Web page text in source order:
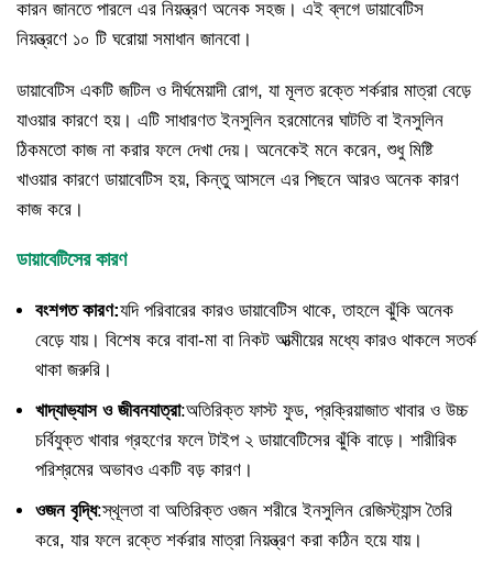
কারন জানতে পারলে এর নিয়ন্ত্রণ অনেক সহজ। এই ব্লগে ডায়াবেটিস
নিয়ন্ত্রণে ১০ টি ঘরোয়া সমাধান জানবো।
ডায়াবেটিস একটি জটিল ও দীর্ঘমেয়াদী রোগ, যা মূলত রক্তে শর্করার মাত্রা বেড়ে
যাওয়ার কারণে হয়। এটি সাধারণত ইনসুলিন হরমোনের ঘাটতি বা ইনসুলিন
ঠিকমতো কাজ না করার ফলে দেখা দেয়। অনেকেই মনে করেন, শুধু মিষ্টি
খাওয়ার কারণে ডায়াবেটিস হয়, কিন্তু আসলে এর পিছনে আরও অনেক কারণ
কাজ করে।
ডায়াবেটিসের কারণ
বংশগত কারণ:যদি পরিবারের কারও ডায়াবেটিস থাকে, তাহলে ঝুঁকি অনেক
বেড়ে যায়। বিশেষ করে বাবা-মা বা নিকট আত্মীয়ের মধ্যে কারও থাকলে সতর্ক
থাকা জরুরি।
খাদ্যাভ্যাস ও জীবনযাত্রা:অতিরিক্ত ফাস্ট ফুড, প্রক্রিয়াজাত খাবার ও উচ্চ
চর্বিযুক্ত খাবার গ্রহণের ফলে টাইপ ২ ডায়াবেটিসের ঝুঁকি বাড়ে। শারীরিক
পরিশ্রমের অভাবও একটি বড় কারণ।
ওজন বৃদ্ধি:স্থূলতা বা অতিরিক্ত ওজন শরীরে ইনসুলিন রেজিস্ট্যান্স তৈরি
করে, যার ফলে রক্তে শর্করার মাত্রা নিয়ন্ত্রণ করা কঠিন হয়ে যায়।